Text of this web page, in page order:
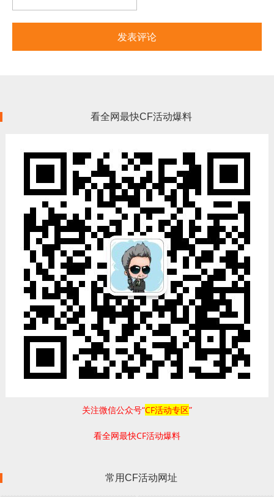
看全网最快CF活动爆料
关注微信公众号“CF活动专区”
看全网最快CF活动爆料
常用CF活动网址